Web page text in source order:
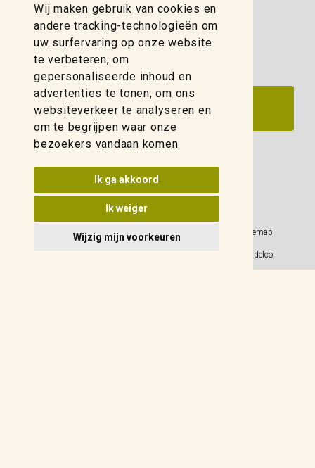
Wij maken gebruik van cookies en
andere tracking-technologieën om
uw surfervaring op onze website
te verbeteren, om
gepersonaliseerde inhoud en
advertenties te tonen, om ons
websiteverkeer te analyseren en
om te begrijpen waar onze
bezoekers vandaan komen.
Ik ga akkoord
Ik weiger
Wijzig mijn voorkeuren
zwolle@weidelco.nl
Update cookies voorkeuren
Privacy Policy Sitemap
© 2026 Weidelco